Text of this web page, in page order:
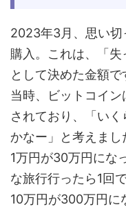
2023年3月、思い切
購入。これは、「失
として決めた金額で
当時、ビットコイ
されており、「い
かなー」と考えまし
1万円が30万円にな
な旅行行ったら1回
10万円が300万円に